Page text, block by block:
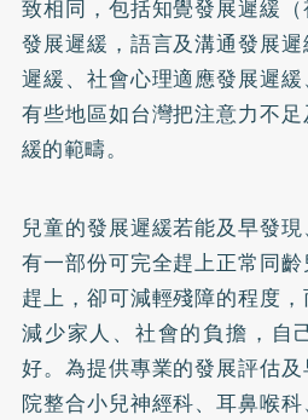
致相同，包括知覺發展遲緩
發展遲緩，語言及溝通發展
遲緩、社會心理適應發展遲
有些地區如台灣把注意力不
緩的範疇。
兒童的發展遲緩若能及早發
有一部份可完全趕上正常同
趕上，卻可減輕殘障的程度，
減少家人、社會的負擔，自
好。為提供專業的發展評估
院整合小兒神經科、耳鼻喉